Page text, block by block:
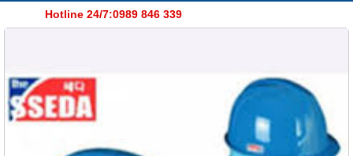
Hotline 24/7:0989 846 339